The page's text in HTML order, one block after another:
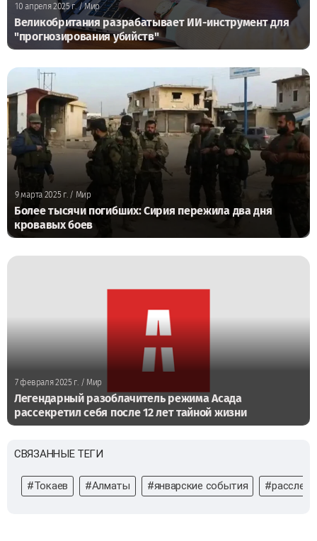
10 апреля 2025 г./ Мир
Великобритания разрабатывает ИИ-инструмент для
"прогнозирования убийств"
9 марта 2025 г. / Мир
Более тысячи погибших: Сирия пережила два дня
кровавых боев
7 февраля 2025 г./ Мир
Легендарный разоблачитель режима Асада
рассекретил себя после 12 лет тайной жизни
СВЯЗАННЫЕ ТЕГИ
#Токаев #Алматы #январские события